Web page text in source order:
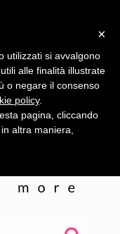
×
utilizzati si avvalgono
alle finalità illustrate
o negare il consenso
policy.
pagina, cliccando
altra maniera,